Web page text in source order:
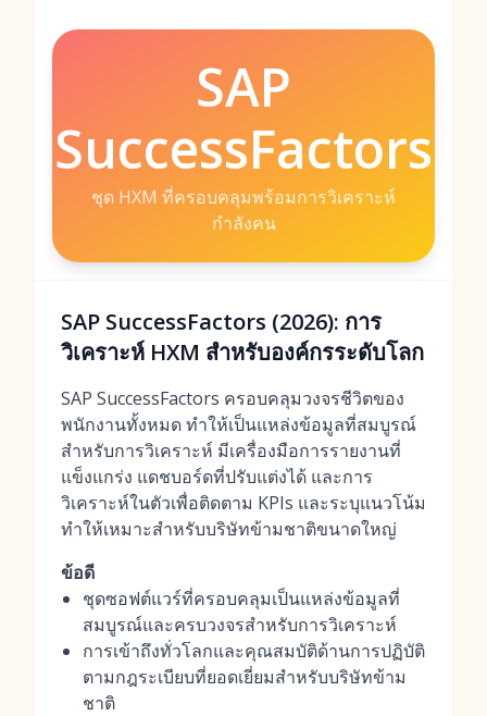
SAP
SuccessFactors
ชุด HXM ที่ครอบคลุมพร้อมการวิเคราะห์
กำลังคน
SAP SuccessFactors (2026): การ
วิเคราะห์ HXM สำหรับองค์กรระดับโลก
SAP SuccessFactors ครอบคลุมวงจรชีวิตของ
พนักงานทั้งหมด ทำให้เป็นแหล่งข้อมูลที่สมบูรณ์
สำหรับการวิเคราะห์ มีเครื่องมือการรายงานที่
แข็งแกร่ง แดชบอร์ดที่ปรับแต่งได้ และการ
วิเคราะห์ในตัวเพื่อติดตาม KPIs และระบุแนวโน้ม
ทำให้เหมาะสำหรับบริษัทข้ามชาติขนาดใหญ่
ข้อดี
ชุดซอฟต์แวร์ที่ครอบคลุมเป็นแหล่งข้อมูลที่
สมบูรณ์และครบวงจรสำหรับการวิเคราะห์
การเข้าถึงทั่วโลกและคุณสมบัติด้านการปฏิบัติ
ตามกฎระเบียบที่ยอดเยี่ยมสำหรับบริษัทข้าม
ชาติ